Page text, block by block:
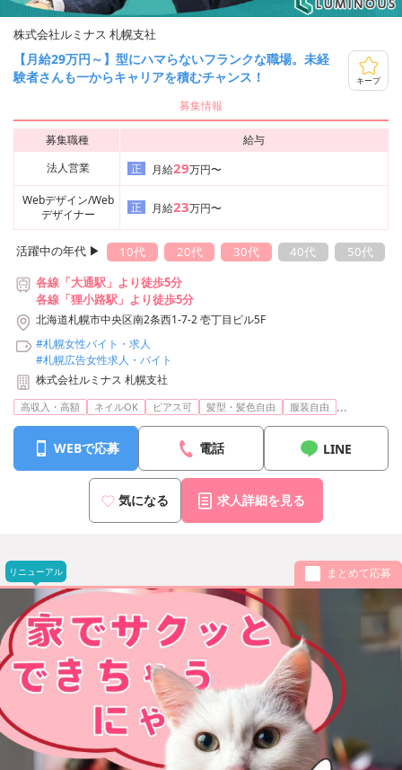
株式会社ルミナス 札幌支社
【月給29万円～】型にハマらないフランクな職場。未経
験者さんも一からキャリアを積むチャンス！
キープ
募集情報
募集職種
給与
法人営業
正 月給29万円〜
Webデザイン/Web
デザイナー
正 月給23万円〜
活躍中の年代 ▶︎ 10代 20代 30代 40代
50代
各線「大通駅」より徒歩5分
各線「狸小路駅」より徒歩5分
北海道札幌市中央区南2条西1-7-2 壱丁目ビル5F
#札幌女性バイト・求人
#札幌広告女性求人・バイト
株式会社ルミナス 札幌支社
高収入・高額 ネイルOK ピアス可 髪型・髪色自由 服装自由 ...
WEBで応募 電話 LINE
気になる 求人詳細を見る
リニューアル まとめて応募